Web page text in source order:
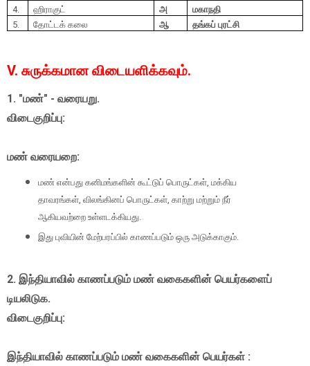
4.
ஹிராகுட் அ
மகாநதி
5.
தோட்டக் கலை ஆ தங்கப் புரட்சி
V. சுருக்கமான விடையளிக்கவும்.
1. "மண்" - வரையறு.
விடைகுறிப்பு:
மண் வரையறை:
மண் என்பது கனிமங்களின் கூட்டுப் பொருட்கள், மக்கிய
தாவரங்கள், விலங்கினப் பொருட்கள், காற்று மற்றும் நீர்
ஆகியவற்றை உள்ளடக்கியது.
இது புவியின் மேற்பரப்பில் காணப்படும் ஒரு அடுக்காகும்.
2. இந்தியாவில் காணப்படும் மண் வகைகளின் பெயர்களைப்
டியலிடுக.
விடைகுறிப்பு:
இந்தியாவில் காணப்படும் மண் வகைகளின் பெயர்கள் :